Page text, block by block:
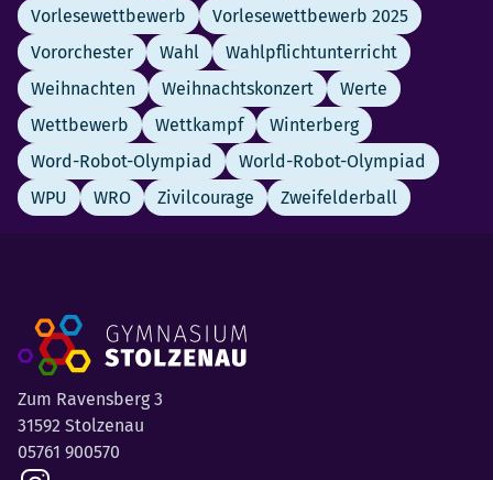
Vorlesewettbewerb
Vorlesewettbewerb 2025
Vororchester
Wahl
Wahlpflichtunterricht
Weihnachten
Weihnachtskonzert
Werte
Wettbewerb
Wettkampf
Winterberg
Word-Robot-Olympiad
World-Robot-Olympiad
WPU
WRO Zivilcourage Zweifelderball
Zum Ravensberg 3
31592 Stolzenau
05761 900570